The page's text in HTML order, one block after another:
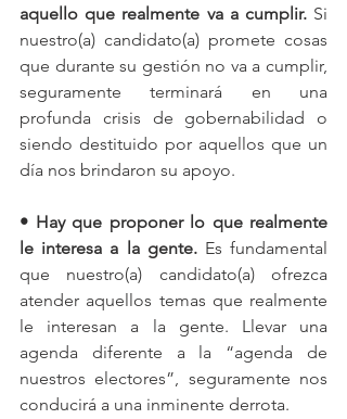
aquello que realmente va a cumplir. Si
nuestro(a) candidato(a) promete cosas
que durante su gestión no va a cumplir,
seguramente terminará en una
profunda crisis de gobernabilidad o
siendo destituido por aquellos que un
día nos brindaron su apoyo.
• Hay que proponer lo que realmente
le interesa a la gente. Es fundamental
que nuestro(a) candidato(a) ofrezca
atender aquellos temas que realmente
le interesan a la gente. Llevar una
agenda diferente a la “agenda de
nuestros electores”, seguramente nos
conducirá a una inminente derrota.